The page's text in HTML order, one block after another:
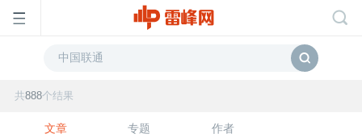
页
共888个结果
文章 专题 作者